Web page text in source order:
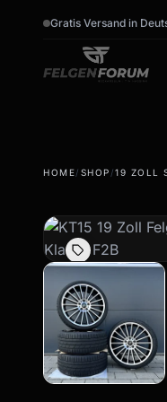
Gratis Versand in
Sommerräder &
Kompletträder -
Sommer
HOME/ SHOP /19 ZOLL